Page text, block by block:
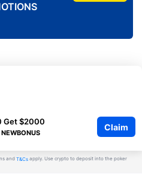
Get $2000
Claim
and T&Cs apply. Use crypto to deposit into the poker